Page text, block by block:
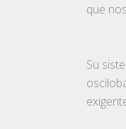
que
Su